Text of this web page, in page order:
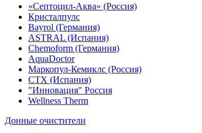
«Септоцил-Аква» (Россия)
Кристалпулс
Bayrol (Германия)
ASTRAL (Испания)
Chemoform (Германия)
AquaDoctor
Маркопул-Кемиклс (Россия)
CTX (Испания)
"Инновация" Россия
Wellness Therm
Донные очистители